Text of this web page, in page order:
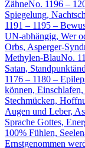
ZähneNo. 1196 –
Spiegelung,
1191 – 1195 –
UN-abhängig, Wer
Orbs, Asperger-
Methylen-BlauNo.
Satan,
1176 – 1180 –
können,
Stechmücken,
Augen und Leber,
Sprache Gottes,
100% Fühlen,
Ernstgenommen